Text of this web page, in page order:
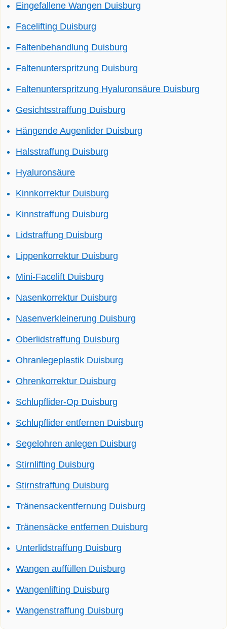
Eingefallene Wangen Duisburg
Facelifting Duisburg
Faltenbehandlung Duisburg
Faltenunterspritzung Duisburg
Faltenunterspritzung Hyaluronsäure Duisburg
Gesichtsstraffung Duisburg
Hängende Augenlider Duisburg
Halsstraffung Duisburg
Hyaluronsäure
Kinnkorrektur Duisburg
Kinnstraffung Duisburg
Lidstraffung Duisburg
Lippenkorrektur Duisburg
Mini-Facelift Duisburg
Nasenkorrektur Duisburg
Nasenverkleinerung Duisburg
Oberlidstraffung Duisburg
Ohranlegeplastik Duisburg
Ohrenkorrektur Duisburg
Schlupflider-Op Duisburg
Schlupflider entfernen Duisburg
Segelohren anlegen Duisburg
Stirnlifting Duisburg
Stirnstraffung Duisburg
Tränensackentfernung Duisburg
Tränensäcke entfernen Duisburg
Unterlidstraffung Duisburg
Wangen auffüllen Duisburg
Wangenlifting Duisburg
Wangenstraffung Duisburg